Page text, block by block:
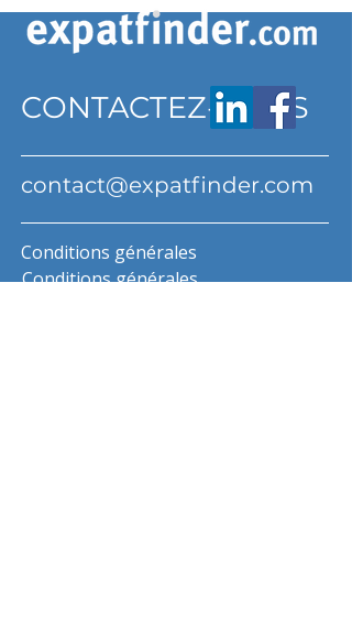
CONTACTEZ-NOUS
contact@expatfinder.com
Conditions générales
Conditions générales